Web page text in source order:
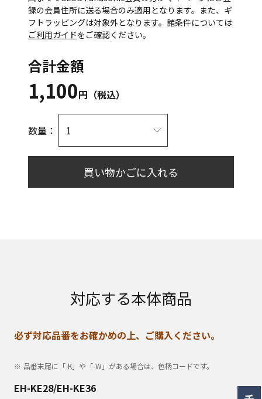
録の会員住所に送る場合のみ適用となります。また、ギ
フトラッピングは対象外となります。諸条件については
ご利用ガイドをご確認ください。
合計金額
1,100円（税込）
数量：
買い物かごに入れる
対応する本体商品
必ず対応品番をお確かめの上、ご購入ください。
品番末尾に「-K」や「-W」がある場合は、色柄コードです。
EH-KE28/EH-KE36